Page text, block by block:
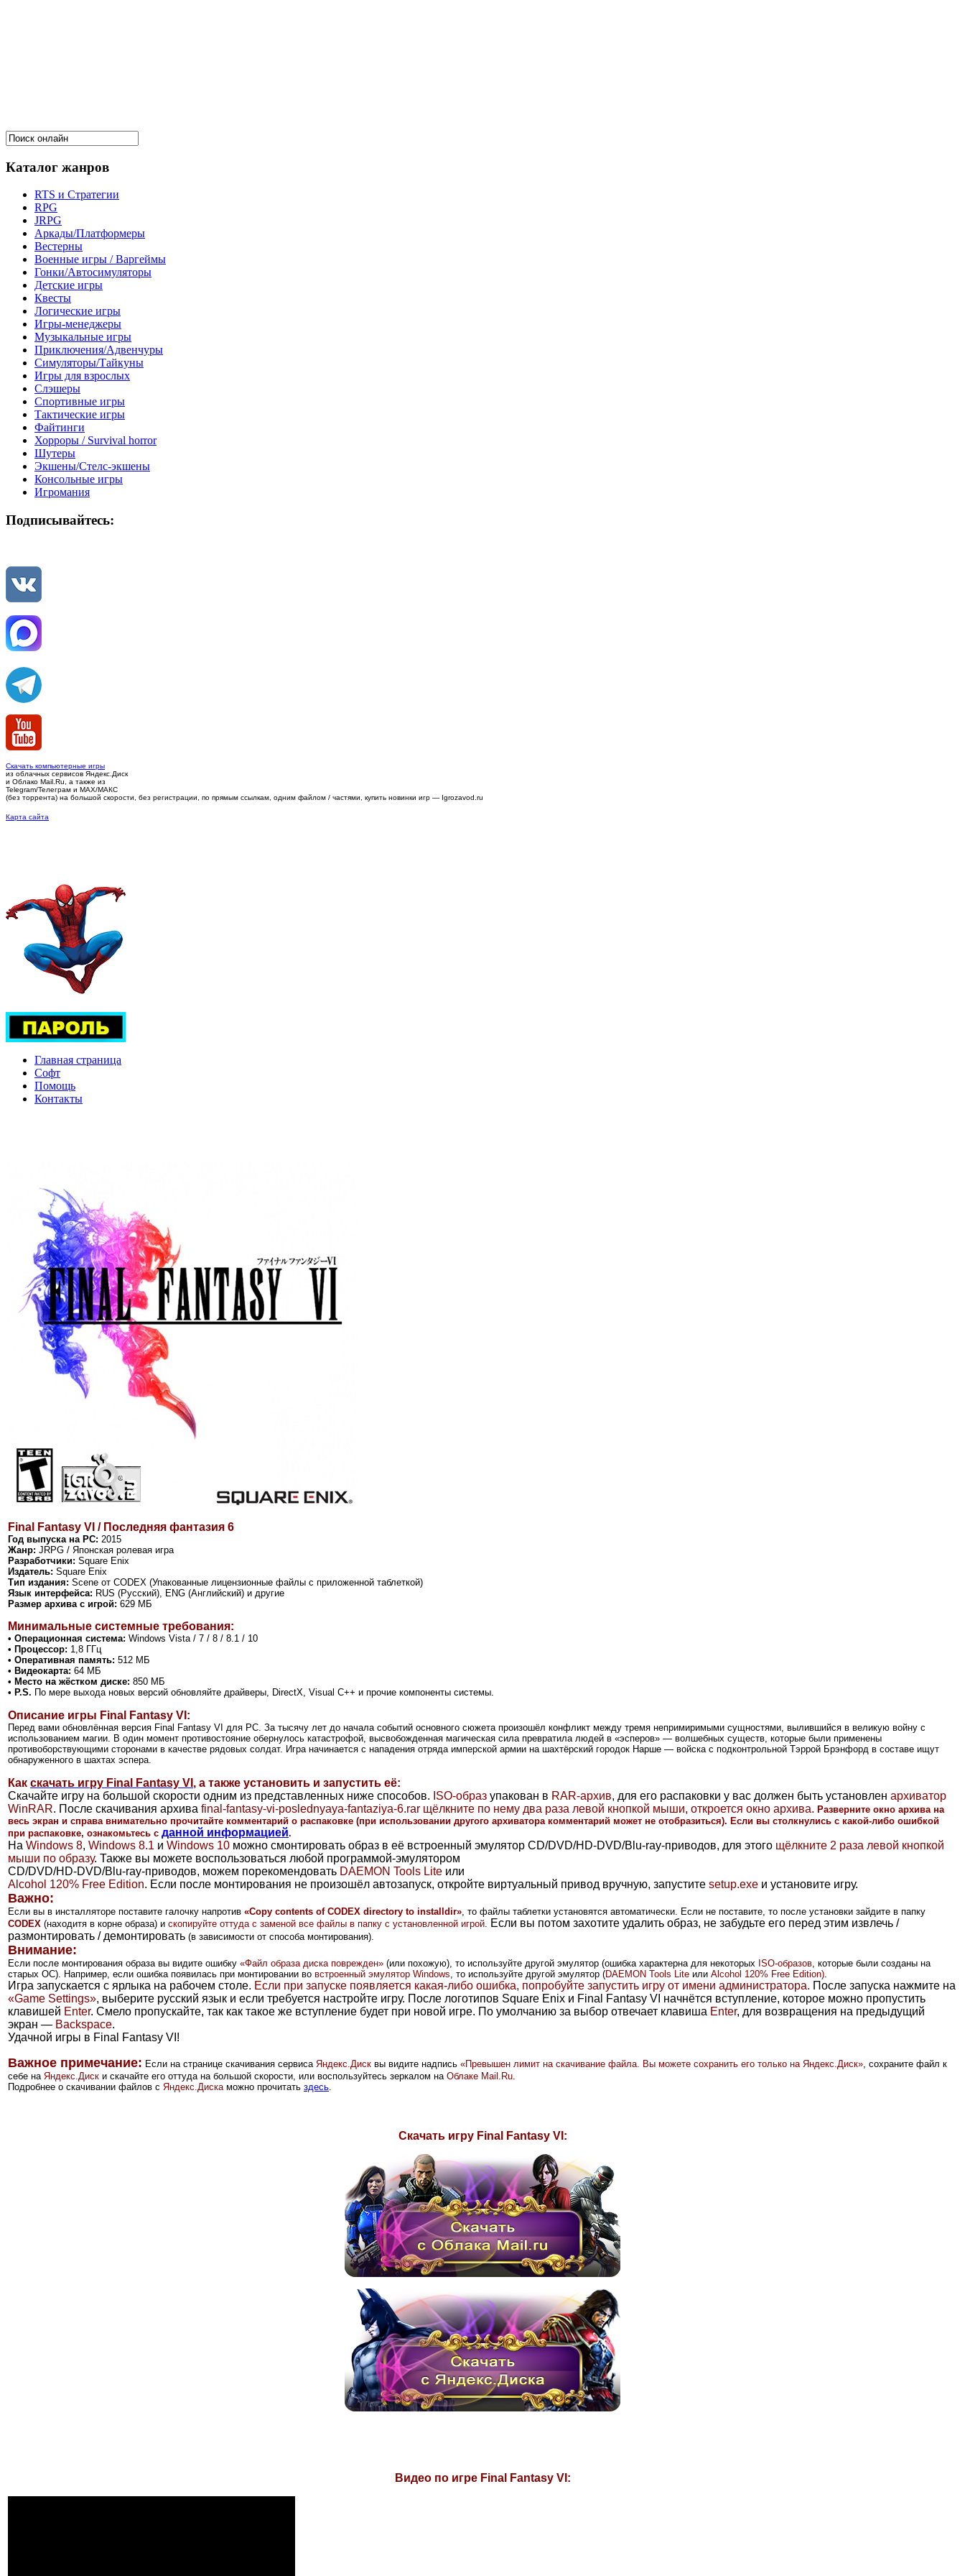
Каталог жанров
RTS и Стратегии
RPG
JRPG
Аркады/Платформеры
Вестерны
Военные игры / Варгеймы
Гонки/Автосимуляторы
Детские игры
Квесты
Логические игры
Игры-менеджеры
Музыкальные игры
Приключения/Адвенчуры
Симуляторы/Тайкуны
Игры для взрослых
Слэшеры
Спортивные игры
Тактические игры
Файтинги
Хорроры / Survival horror
Шутеры
Экшены/Стелс-экшены
Консольные игры
Игромания
Подписывайтесь:
Скачать компьютерные игры
из облачных сервисов Яндекс.Диск
и Облако Mail.Ru, а также из
Telegram/Телеграм и MAX/МАКС
(без торрента) на большой скорости, без регистрации, по прямым ссылкам, одним файлом / частями, купить новинки игр — Igrozavod.ru
Карта сайта
Главная страница
Софт
Помощь
Контакты
Final Fantasy VI / Последняя фантазия 6
Год выпуска на PC: 2015
Жанр: JRPG / Японская ролевая игра
Разработчики: Square Enix
Издатель: Square Enix
Тип издания: Scene от CODEX (Упакованные лицензионные файлы с приложенной таблеткой)
Язык интерфейса: RUS (Русский), ENG (Английский) и другие
Размер архива с игрой: 629 МБ
Минимальные системные требования:
• Операционная система: Windows Vista / 7 / 8 / 8.1 / 10
• Процессор: 1,8 ГГц
• Оперативная память: 512 МБ
• Видеокарта: 64 МБ
• Место на жёстком диске: 850 МБ
• P.S. По мере выхода новых версий обновляйте драйверы, DirectX, Visual C++ и прочие компоненты системы.
Описание игры Final Fantasy VI:
Перед вами обновлённая версия Final Fantasy VI для PC. За тысячу лет до начала событий основного сюжета произошёл конфликт между тремя непримиримыми сущностями, вылившийся в великую войну с
использованием магии. В один момент противостояние обернулось катастрофой, высвобожденная магическая сила превратила людей в «эсперов» — волшебных существ, которые были применены
противоборствующими сторонами в качестве рядовых солдат. Игра начинается с нападения отряда имперской армии на шахтёрский городок Нарше — войска с подконтрольной Тэррой Брэнфорд в составе ищут
обнаруженного в шахтах эспера.
Как скачать игру Final Fantasy VI , а также установить и запустить её:
Скачайте игру на большой скорости одним из представленных ниже способов. ISO-образ упакован в RAR-архив, для его распаковки у вас должен быть установлен архиватор
WinRAR. После скачивания архива final-fantasy-vi-poslednyaya-fantaziya-6.rar щёлкните по нему два раза левой кнопкой мыши, откроется окно архива. Разверните окно архива на
весь экран и справа внимательно прочитайте комментарий о распаковке (при использовании другого архиватора комментарий может не отобразиться). Если вы столкнулись с какой-либо ошибкой
при распаковке, ознакомьтесь с данной информацией.
На Windows 8, Windows 8.1 и Windows 10 можно смонтировать образ в её встроенный эмулятор CD/DVD/HD-DVD/Blu-ray-приводов, для этого щёлкните 2 раза левой кнопкой
мыши по образу. Также вы можете воспользоваться любой программой-эмулятором
CD/DVD/HD-DVD/Blu-ray-приводов, можем порекомендовать DAEMON Tools Lite или
Alcohol 120% Free Edition. Если после монтирования не произошёл автозапуск, откройте виртуальный привод вручную, запустите setup.exe и установите игру.
Важно:
Если вы в инсталляторе поставите галочку напротив «Copy contents of CODEX directory to installdir» , то файлы таблетки установятся автоматически. Если не поставите, то после установки зайдите в папку
CODEX (находитя в корне образа) и скопируйте оттуда с заменой все файлы в папку с установленной игрой
Если вы потом захотите удалить образ, не забудьте его перед этим извлечь /
размонтировать / демонтировать (в зависимости от способа монтирования).
Внимание:
Если после монтирования образа вы видите ошибку «Файл образа диска поврежден» (или похожую) , то используйте другой эмулятор (ошибка характерна для некоторых ISO-образов , которые были созданы на
старых ОС) . Например, если ошибка появилась при монтировании во встроенный эмулятор Windows , то используйте другой эмулятор (DAEMON Tools Lite или Alcohol 120% Free Edition)
Игра запускается с ярлыка на рабочем столе. Если при запуске появляется какая-либо ошибка, попробуйте запустить игру от имени администратора. После запуска нажмите на
«Game Settings», выберите русский язык и если требуется настройте игру. После логотипов Square Enix и Final Fantasy VI начнётся вступление, которое можно пропустить
клавишей Enter. Смело пропускайте, так как такое же вступление будет при новой игре. По умолчанию за выбор отвечает клавиша Enter, для возвращения на предыдущий
экран — Backspace.
Удачной игры в Final Fantasy VI!
Важное примечание: Если на странице скачивания сервиса Яндекс.Диск вы видите надпись «Превышен лимит на скачивание файла. Вы можете сохранить его только на Яндекс.Диск» , сохраните файл к
себе на Яндекс.Диск и скачайте его оттуда на большой скорости, или воспользуйтесь зеркалом на Облаке Mail.Ru
Подробнее о скачивании файлов с Яндекс.Диска можно прочитать здесь
Скачать игру Final Fantasy VI:
Видео по игре Final Fantasy VI: